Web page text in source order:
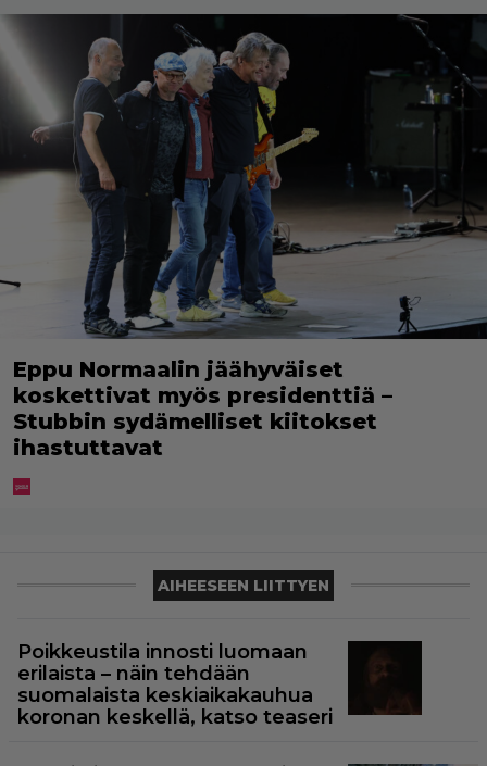
Eppu Normaalin jäähyväiset
koskettivat myös presidenttiä –
Stubbin sydämelliset kiitokset
ihastuttavat
AIHEESEEN LIITTYEN
Poikkeustila innosti luomaan
erilaista – näin tehdään
suomalaista keskiaikakauhua
koronan keskellä, katso teaseri